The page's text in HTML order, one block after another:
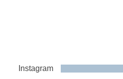
Instagram